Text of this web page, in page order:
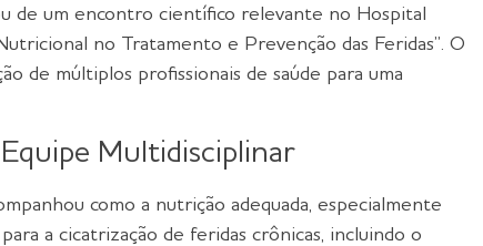
de um encontro científico relevante no Hospital
no Tratamento e Prevenção das Feridas”. O
de múltiplos profissionais de saúde para uma
Multidisciplinar
como a nutrição adequada, especialmente
a cicatrização de feridas crônicas, incluindo o